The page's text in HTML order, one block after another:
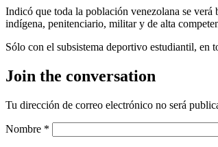
Indicó que toda la población venezolana se
indígena, penitenciario, militar y de alta
Sólo con el subsistema deportivo estudiantil, en
Join the conversation
Tu dirección de correo electrónico no será
Nombre *